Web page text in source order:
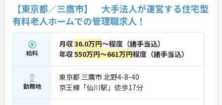
【東京都／三鷹市】 大手法人が運営する住宅型
有料老人ホームでの管理職求人！
給料
月収36.0万円～程度（諸手当込）
年収550万円～661万円程度（諸手当込）
勤務地
東京都 三鷹市 北野4-8-40
京王線「仙川駅」徒歩17分